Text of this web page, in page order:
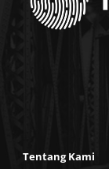
Tentang Kami